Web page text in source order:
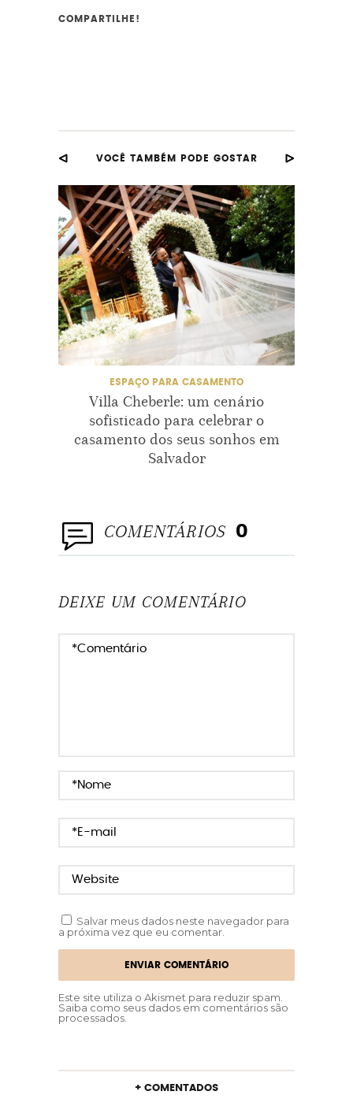
COMPARTILHE!
VOCÊ TAMBÉM PODE GOSTAR
ESPAÇO PARA CASAMENTO
Villa Cheberle: um cenário
sofisticado para celebrar o
casamento dos seus sonhos em
Salvador
COMENTÁRIOS 0
DEIXE UM COMENTÁRIO
Salvar meus dados neste navegador para
a próxima vez que eu comentar.
Este site utiliza o Akismet para reduzir spam.
Saiba como seus dados em comentários são
processados
+ COMENTADOS